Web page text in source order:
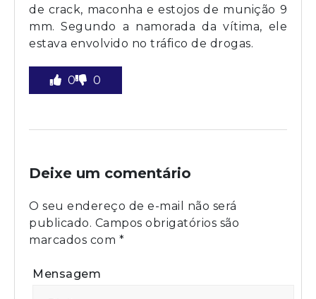
de crack, maconha e estojos de munição 9
mm. Segundo a namorada da vítima, ele
estava envolvido no tráfico de drogas.
0 0
Deixe um comentário
O seu endereço de e-mail não será
publicado. Campos obrigatórios são
marcados com *
Mensagem